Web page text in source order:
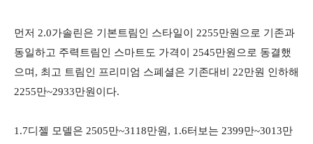
먼저 2.0가솔린은 기본트림인 스타일이 2255만원으로 기존과
동일하고 주력트림인 스마트도 가격이 2545만원으로 동결했
으며, 최고 트림인 프리미엄 스폐셜은 기존대비 22만원 인하해
2255만~2933만원이다.
1.7디젤 모델은 2505만~3118만원, 1.6터보는 2399만~3013만